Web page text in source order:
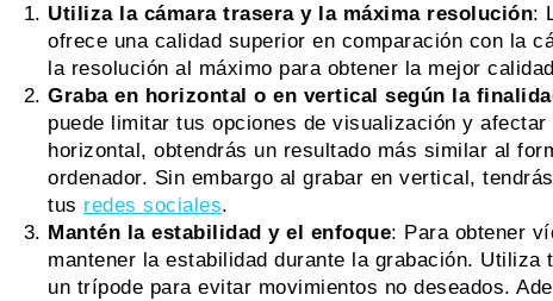
Utiliza la cámara trasera y la máxima resolución:
ofrece una calidad superior en comparación con la
la resolución al máximo para obtener la mejor
Graba en horizontal o en vertical según la
puede limitar tus opciones de visualización y
horizontal, obtendrás un resultado más similar al
ordenador. Sin embargo al grabar en vertical,
tus redes sociales.
Mantén la estabilidad y el enfoque: Para obtener
mantener la estabilidad durante la grabación.
un trípode para evitar movimientos no deseados.